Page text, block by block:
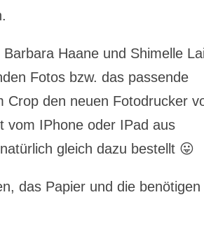
Haane und Shimelle
Fotos bzw. das passende
Crop den neuen Fotodrucker
vom IPhone oder IPad aus
gleich dazu bestellt 😛
das Papier und die benötigen